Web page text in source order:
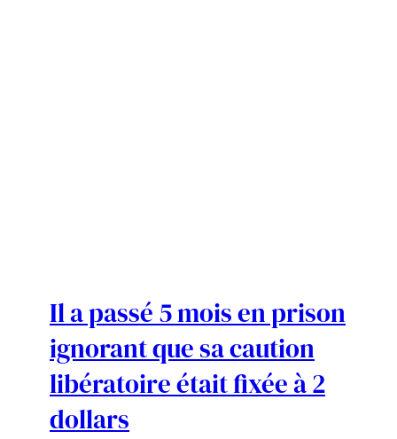
Il a passé 5 mois en prison
ignorant que sa caution
libératoire était fixée à 2
dollars